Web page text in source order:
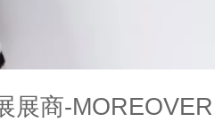
展商-